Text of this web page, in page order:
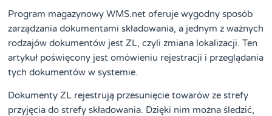
Program magazynowy WMS.net oferuje wygodny sposób
zarządzania dokumentami składowania, a jednym z ważnych
rodzajów dokumentów jest ZL, czyli zmiana lokalizacji. Ten
artykuł poświęcony jest omówieniu rejestracji i przeglądania
tych dokumentów w systemie.
Dokumenty ZL rejestrują przesunięcie towarów ze strefy
przyjęcia do strefy składowania. Dzięki nim można śledzić,